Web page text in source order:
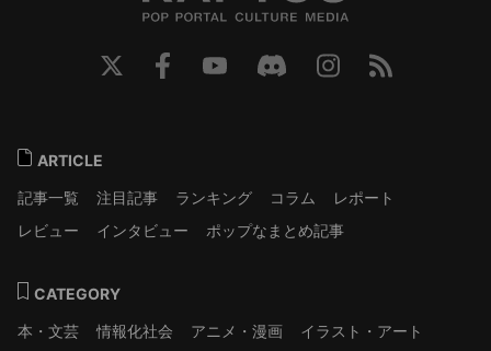
ARTICLE
記事一覧
注目記事 ランキング コラム
レポート
レビュー
インタビュー ポップなまとめ記事
CATEGORY
本・文芸
情報化社会 アニメ・漫画
イラスト・アート